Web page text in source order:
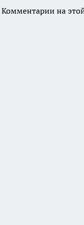
Комментарии на